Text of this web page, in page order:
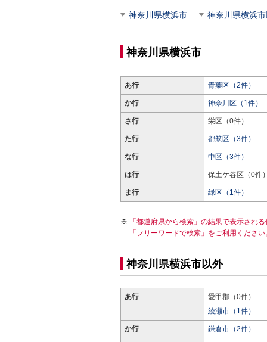
神奈川県横浜市 神奈川県横浜
神奈川県横浜市
あ行 青葉区（2件）
か行 神奈川区（1件）
さ行 栄区（0件）
た行 都筑区（3件）
な行 中区（3件）
は行 保土ケ谷区（0件
ま行 緑区（1件）
「都道府県から検索」の結果で表示され
「フリーワードで検索」をご利用ください
神奈川県横浜市以外
あ行
愛甲郡（0件）
綾瀬市（1件）
か行 鎌倉市（2件）